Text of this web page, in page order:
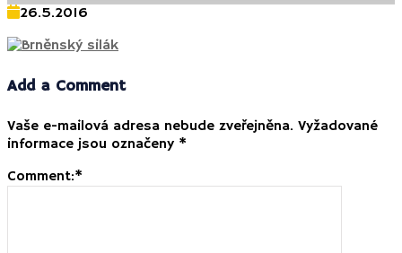
26.5.2016
Add a Comment
Vaše e-mailová adresa nebude zveřejněna. Vyžadované
informace jsou označeny *
Comment:*